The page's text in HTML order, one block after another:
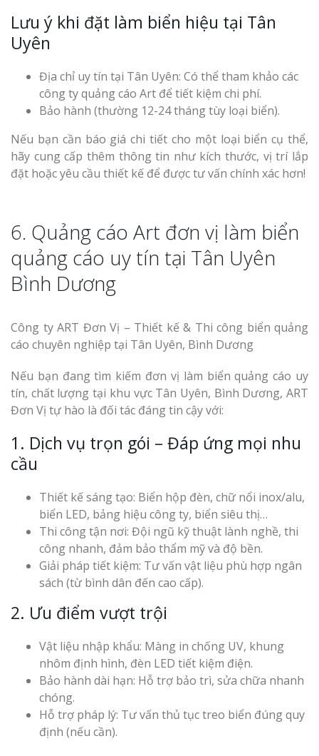
Lưu ý khi đặt làm biển hiệu tại Tân
Uyên
Địa chỉ uy tín tại Tân Uyên: Có thể tham khảo các
công ty quảng cáo Art để tiết kiệm chi phí.
Bảo hành (thường 12-24 tháng tùy loại biển).
Nếu bạn cần báo giá chi tiết cho một loại biển cụ thể,
hãy cung cấp thêm thông tin như kích thước, vị trí lắp
đặt hoặc yêu cầu thiết kế để được tư vấn chính xác hơn!
6. Quảng cáo Art đơn vị làm biển
quảng cáo uy tín tại Tân Uyên
Bình Dương
Công ty ART Đơn Vị – Thiết kế & Thi công biển quảng
cáo chuyên nghiệp tại Tân Uyên, Bình Dương
Nếu bạn đang tìm kiếm đơn vị làm biển quảng cáo uy
tín, chất lượng tại khu vực Tân Uyên, Bình Dương, ART
Đơn Vị tự hào là đối tác đáng tin cậy với:
1. Dịch vụ trọn gói – Đáp ứng mọi nhu
cầu
Thiết kế sáng tạo: Biển hộp đèn, chữ nổi inox/alu,
biển LED, bảng hiệu công ty, biển siêu thị…
Thi công tận nơi: Đội ngũ kỹ thuật lành nghề, thi
công nhanh, đảm bảo thẩm mỹ và độ bền.
Giải pháp tiết kiệm: Tư vấn vật liệu phù hợp ngân
sách (từ bình dân đến cao cấp).
2. Ưu điểm vượt trội
Vật liệu nhập khẩu: Màng in chống UV, khung
nhôm định hình, đèn LED tiết kiệm điện.
Bảo hành dài hạn: Hỗ trợ bảo trì, sửa chữa nhanh
chóng.
Hỗ trợ pháp lý: Tư vấn thủ tục treo biển đúng quy
định (nếu cần).